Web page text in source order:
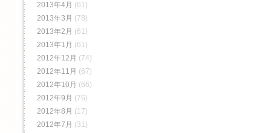
2013年4月 (61)
2013年3月 (78)
2013年2月 (61)
2013年1月 (61)
2012年12月 (74)
2012年11月 (67)
2012年10月 (66)
2012年9月 (76)
2012年8月 (17)
2012年7月 (31)